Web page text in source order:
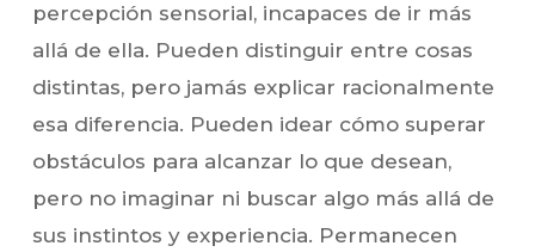
percepción sensorial, incapaces de ir más
allá de ella. Pueden distinguir entre cosas
distintas, pero jamás explicar racionalmente
esa diferencia. Pueden idear cómo superar
obstáculos para alcanzar lo que desean,
pero no imaginar ni buscar algo más allá de
sus instintos y experiencia. Permanecen